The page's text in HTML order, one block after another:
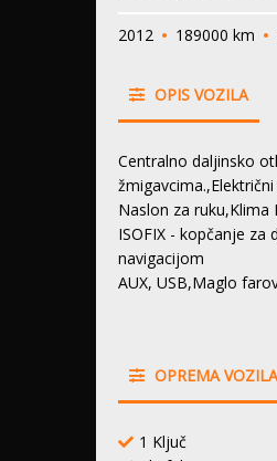
2012 189000 km
OPIS VOZILA
Centralno daljinsko
Naslon za ruku,Klima
ISOFIX - kopčanje za
navigacijom
AUX, USB,Maglo
OPREMA VOZILA
1 Ključ